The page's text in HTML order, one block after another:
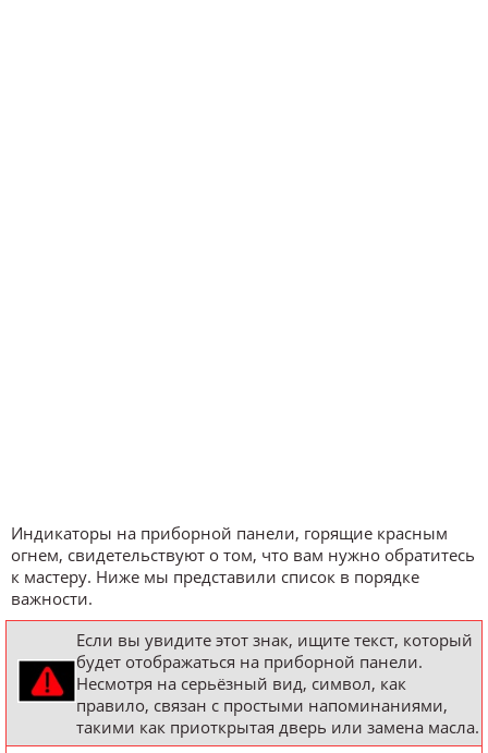
Индикаторы на приборной панели, горящие красным
огнем, свидетельствуют о том, что вам нужно обратитесь
к мастеру. Ниже мы представили список в порядке
важности.
Если вы увидите этот знак, ищите текст, который
будет отображаться на приборной панели.
Несмотря на серьёзный вид, символ, как
правило, связан с простыми напоминаниями,
такими как приоткрытая дверь или замена масла.